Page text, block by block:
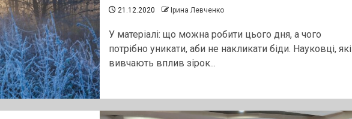
21.12.2020 Ірина Левченко
У матеріалі: що можна робити цього дня, а чого
потрібно уникати, аби не накликати біди. Науковці, які
вивчають вплив зірок...